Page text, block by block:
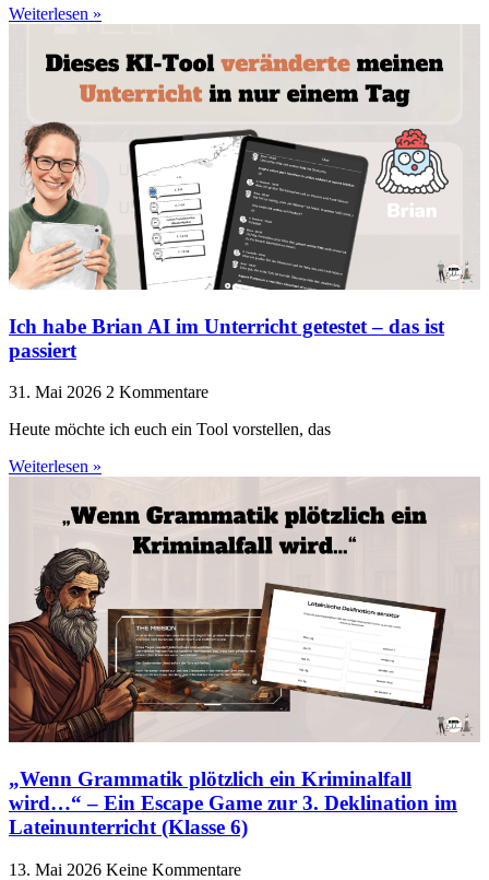
Weiterlesen »
Ich habe Brian AI im Unterricht getestet – das ist
passiert
31. Mai 2026 2 Kommentare
Heute möchte ich euch ein Tool vorstellen, das
Weiterlesen »
„Wenn Grammatik plötzlich ein Kriminalfall
wird…“ – Ein Escape Game zur 3. Deklination im
Lateinunterricht (Klasse 6)
13. Mai 2026 Keine Kommentare